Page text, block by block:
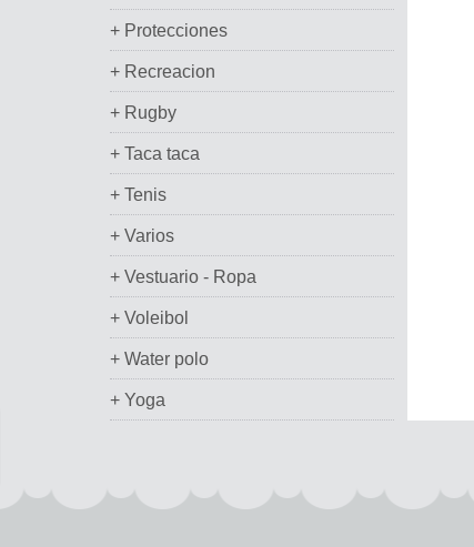
+ Protecciones
+ Recreacion
+ Rugby
+ Taca taca
+ Tenis
+ Varios
+ Vestuario - Ropa
+ Voleibol
+ Water polo
+ Yoga